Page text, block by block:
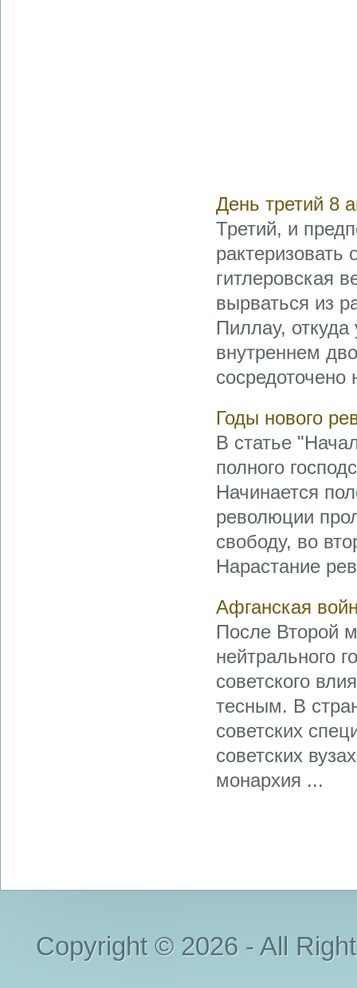
День третий 8
Третий, и
гитлеровская
вырваться из
Пиллау,
внутреннем
сосредоточено
Годы нового
В статье
полного
Начинается
революции
свободу, во
Нарастание
Афганская
После Второй
нейтрального
советского
тесным. В
советских
советских
монархия ...
Copyright © 2026 - All